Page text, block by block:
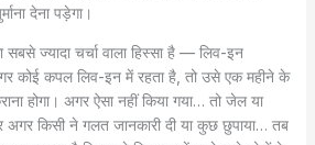
देना पड़ेगा।
ज्यादा चर्चा वाला हिस्सा है — लिव-इन
कोई कपल लिव-इन में रहता है, तो उसे एक महीने के
होगा। अगर ऐसा नहीं किया गया… तो जेल या
अगर किसी ने गलत जानकारी दी या कुछ छुपाया… तब